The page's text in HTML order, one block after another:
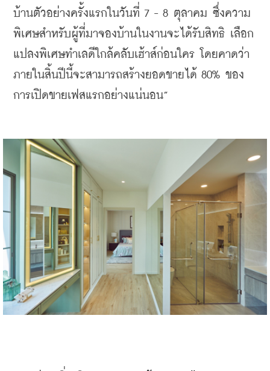
บ้านตัวอย่างครั้งแรกในวันที่ 7 - 8 ตุลาคม ซึ่งความ
พิเศษสำหรับผู้ที่มาจองบ้านในงานจะได้รับสิทธิ เลือก
แปลงพิเศษทำเลดีใกล้คลับเฮ้าส์ก่อนใคร โดยคาดว่า
ภายในสิ้นปีนี้จะสามารถสร้างยอดขายได้ 80% ของ
การเปิดขายเฟสแรกอย่างแน่นอน”